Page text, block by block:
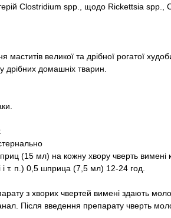
Clostridium spp., щодо Rickettsia spp.,
маститів великої та дрібної рогатої
дрібних домашніх тварин.
(15 мл) на кожну хвору чверть вимені
і т. п.) 0,5 шприца (7,5 мл) 12-24 год.
з хворих чвертей вимені здають
Після введення препарату чверть